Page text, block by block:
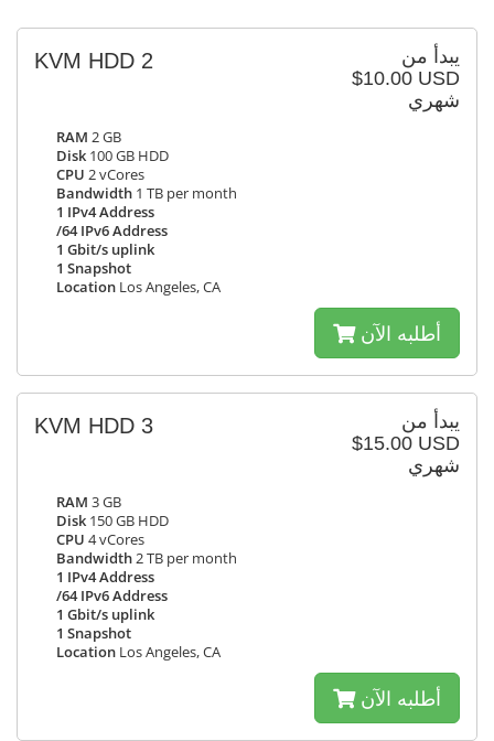
يبدأ من
$10.00 USD
شهري
KVM HDD 2
RAM 2 GB
Disk 100 GB HDD
CPU 2 vCores
Bandwidth 1 TB per month
1 IPv4 Address
/64 IPv6 Address
1 Gbit/s uplink
1 Snapshot
Location Los Angeles, CA
أطلبه الآن
يبدأ من
$15.00 USD
شهري
KVM HDD 3
RAM 3 GB
Disk 150 GB HDD
CPU 4 vCores
Bandwidth2 TB per month
1 IPv4 Address
/64 IPv6 Address
1 Gbit/s uplink
1 Snapshot
Location Los Angeles, CA
أطلبه الآن